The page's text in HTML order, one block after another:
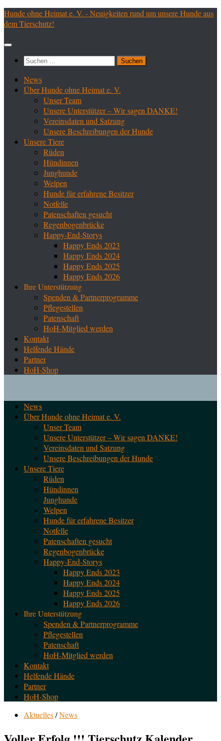
Zum
Inhalt
Hunde ohne Heimat e. V. - Neuigkeiten rund um unsere Hunde aus
dem Tierschutz!
Suchen
News
Über Hunde ohne Heimat e. V.
Unser Team
Unsere Unterstützer – Wir sagen DANKE!
Vereinsdaten und Satzung
Unsere Beschreibungen der Hunde
Unsere Tiere
Rüden
Hündinnen
Junghunde
Welpen
Hunde für erfahrene Besitzer
Notfelle
Patenschaften gesucht
Regenbogenbrücke
Happy-End-Storys
Happy Ends 2023
Happy Ends 2024
Happy Ends 2025
Happy Ends 2026
Ihre Unterstützung
Spenden & Partnerprogramme
Pflegestellen
Patenschaft
HoH-Mitglied werden
Kontakt
Helfende Hände
Partner
HoH-Shop
News
Über Hunde ohne Heimat e. V.
Unser Team
Unsere Unterstützer – Wir sagen DANKE!
Vereinsdaten und Satzung
Unsere Beschreibungen der Hunde
Unsere Tiere
Rüden
Hündinnen
Junghunde
Welpen
Hunde für erfahrene Besitzer
Notfelle
Patenschaften gesucht
Regenbogenbrücke
Happy-End-Storys
Happy Ends 2023
Happy Ends 2024
Happy Ends 2025
Happy Ends 2026
Ihre Unterstützung
Spenden & Partnerprogramme
Pflegestellen
Patenschaft
HoH-Mitglied werden
Kontakt
Helfende Hände
Partner
HoH-Shop
Aktuelles/News